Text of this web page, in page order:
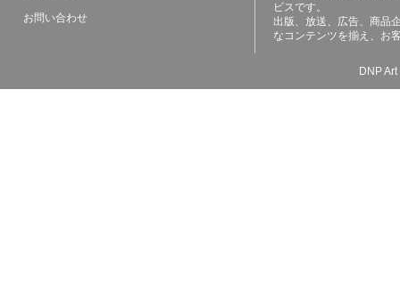
お問い合わせ
ビスです。
出版、放送、広告、商品
なコンテンツを揃え、お
DNP